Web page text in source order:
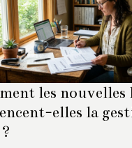
les nouvelles
elles la